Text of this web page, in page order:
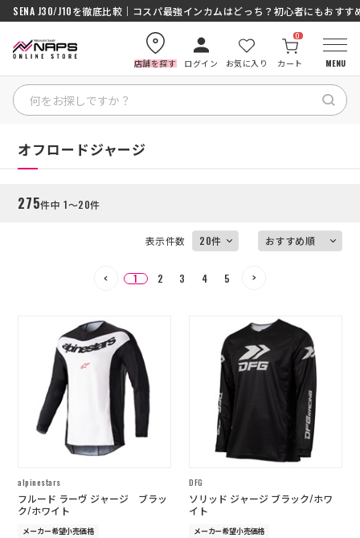
SENA J30/J10を徹底比較｜コスパ最強インカムはどっち？初心者にもおすす
ナップス「究-KIWAMI-」ガラスコーティング徹底解説【撥水×高耐久】
店舗を探す ログイン お気に入り カート
0
MENU
HOME
ナップスメンバーズ
コーポレートサイト
採用情報
特定商取引法に基づく表記
古物営業法に基づく表示/保険勧誘
利用規約
商品レビュー利用規約
プライバシーポリシー
返金ポリシー
カスタマーハラスメントに対する方
絞り込む
HOME
オフロードジャージ
275件中 1～20件
表示件数
1 2 3 4 5
alpinestars
フルード ラーヴ ジャージ ブラッ
ク/ホワイト
メーカー希望小売価格
DFG
ソリッド ジャージ ブラック/ホワ
イト
メーカー希望小売価格